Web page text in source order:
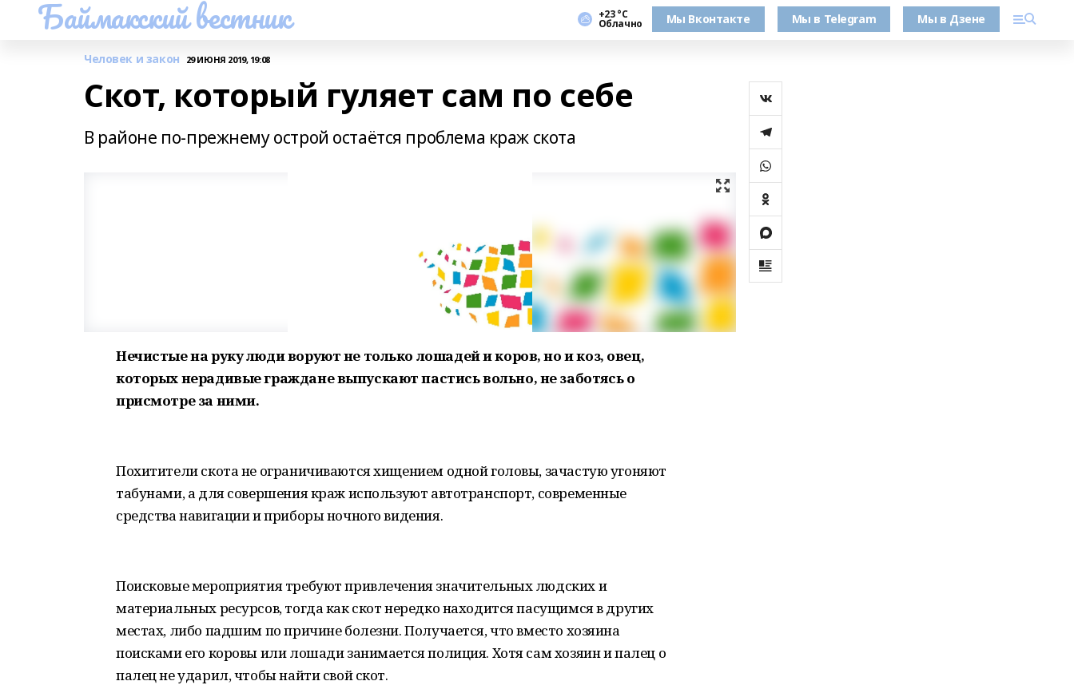
Баймакский вестник +23 °С
Облачно Мы Вконтакте Мы в Telegram Мы в Дзене
Человек и закон 29 ИЮНЯ 2019, 19:08
Скот, который гуляет сам по себе
В районе по-прежнему острой остаётся проблема краж скота
Нечистые на руку люди воруют не только лошадей и коров, но и коз, овец,
которых нерадивые граждане выпускают пастись вольно, не заботясь о
присмотре за ними.
Похитители скота не ограничиваются хищением одной головы, зачастую угоняют
табунами, а для совершения краж используют автотранспорт, современные
средства навигации и приборы ночного видения.
Поисковые мероприятия требуют привлечения значительных людских и
материальных ресурсов, тогда как скот нередко находится пасущимся в других
местах, либо падшим по причине болезни. Получается, что вместо хозяина
поисками его коровы или лошади занимается полиция. Хотя сам хозяин и палец о
палец не ударил, чтобы найти свой скот.